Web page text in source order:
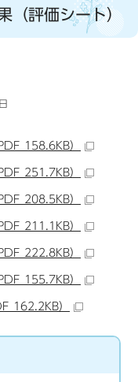
（評価シート）
158.6KB）
251.7KB）
208.5KB）
211.1KB）
222.8KB）
155.7KB）
162.2KB）